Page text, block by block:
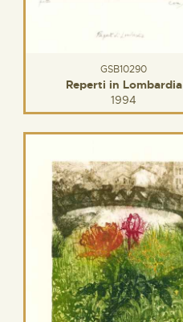
GSB10290
Reperti in Lombardia
1994